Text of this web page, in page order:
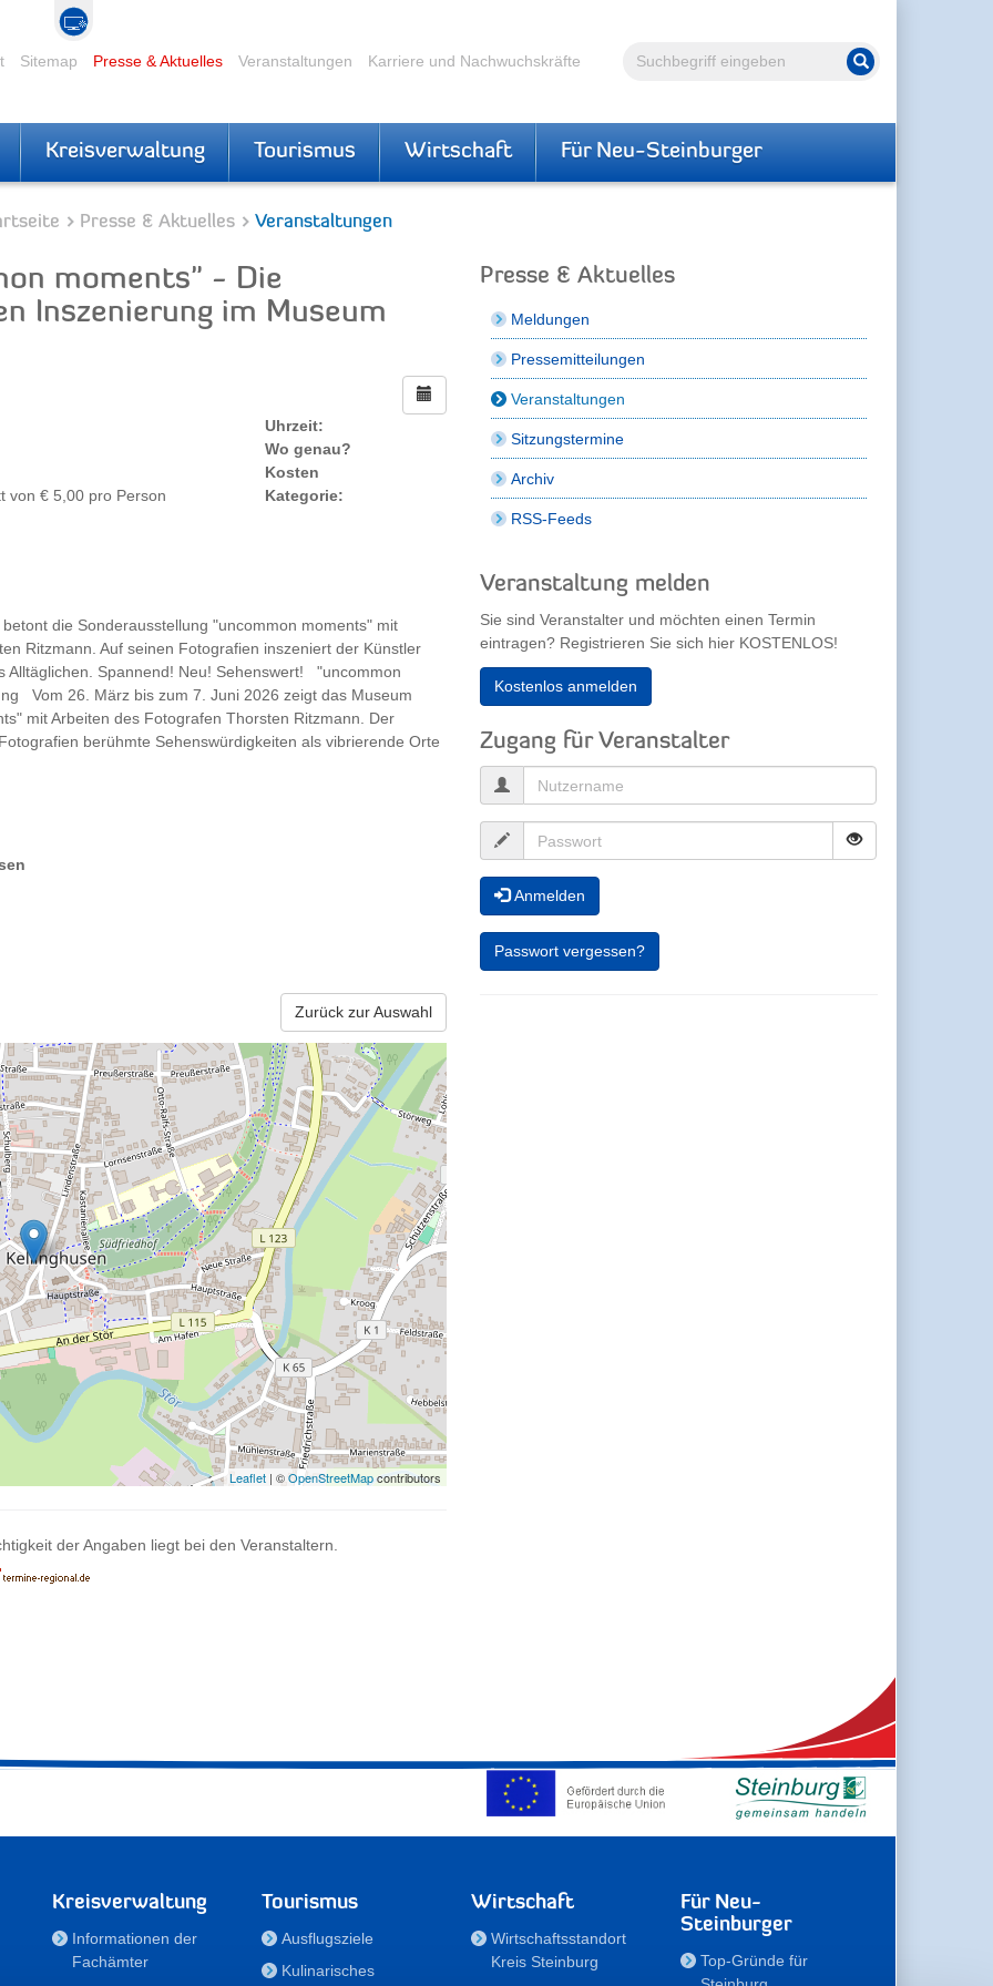
Volltextsuche Suche starten
Sitemap Presse & Aktuelles Veranstaltungen Karriere und Nachwuchskräfte
Kreisverwaltung Tourismus Wirtschaft Für Neu-Steinburger
Presse & Aktuelles Veranstaltungen
moments" - Die
Inszenierung im Museum
Uhrzeit:
Wo genau?
Kosten
von € 5,00 pro Person
Kategorie:
die Sonderausstellung "uncommon moments" mit
Ritzmann. Auf seinen Fotografien inszeniert der Künstler
Alltäglichen. Spannend! Neu! Sehenswert! "uncommon
Vom 26. März bis zum 7. Juni 2026 zeigt das Museum
mit Arbeiten des Fotografen Thorsten Ritzmann. Der
berühmte Sehenswürdigkeiten als vibrierende Orte
Zurück zur Auswahl
Leaflet | ©OpenStreetMapcontributors
der Angaben liegt bei den Veranstaltern.
Presse & Aktuelles
Meldungen
Pressemitteilungen
Veranstaltungen
Sitzungstermine
Archiv
RSS-Feeds
Veranstaltung melden
Sie sind Veranstalter und möchten einen Termin
eintragen? Registrieren Sie sich hier KOSTENLOS!
Kostenlos anmelden
Zugang für Veranstalter
Anmelden
Passwort vergessen?
Kreisverwaltung
Informationen der
Fachämter
Tourismus
Ausflugsziele
Kulinarisches
Wirtschaft
Wirtschaftsstandort
Kreis Steinburg
Für Neu-
Steinburger
Top-Gründe für